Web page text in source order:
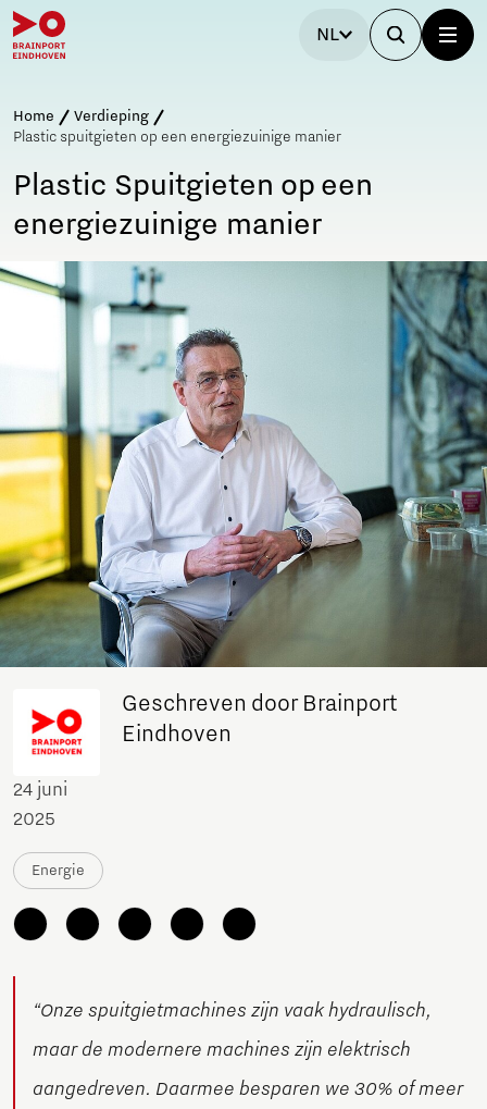
NL
Home
Verdieping
Plastic spuitgieten op een energiezuinige manier
Plastic Spuitgieten op een
energiezuinige manier
Geschreven door Brainport
Eindhoven
24 juni
2025
Energie
“Onze spuitgietmachines zijn vaak hydraulisch,
maar de modernere machines zijn elektrisch
aangedreven. Daarmee besparen we 30% of meer